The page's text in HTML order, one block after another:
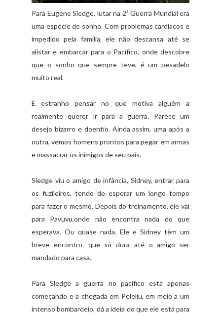
Para Eugene Sledge, lutar na 2ª Guerra Mundial era
uma espécie de sonho. Com problemas cardíacos e
impedido pela família, ele não descansa até se
alistar e embarcar para o Pacífico, onde descobre
que o sonho que sempre teve, é um pesadelo
muito real.
É estranho pensar no que motiva alguém a
realmente querer ir para a guerra. Parece um
desejo bizarro e doentio. Ainda assim, uma após a
outra, vemos homens prontos para pegar em armas
e massacrar os inimigos de seu país.
Sledge viu o amigo de infância, Sidney, entrar para
os fuzileiros, tendo de esperar um longo tempo
para fazer o mesmo. Depois do treinamento, ele vai
para Pavuvu,onde não encontra nada do que
esperava. Ou quase nada. Ele e Sidney têm um
breve encontro, que só dura até o amigo ser
mandado para casa.
Para Sledge a guerra no pacífico está apenas
começando e a chegada em Peleliu, em meio a um
intenso bombardeio, dá a ideia do que ele está para